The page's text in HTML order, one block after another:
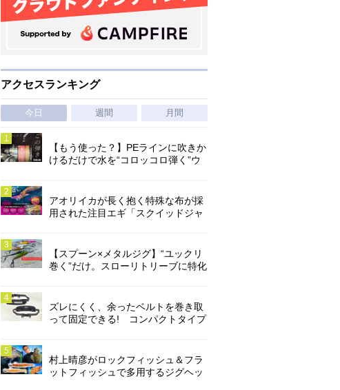
アクセスランキング
今日 週間 月間
【もう使った？】PEラインに吹きか
けるだけで水を“コロッコロ弾く”ウ
アオリイカが長く抱く特殊な布が採
用された注目エギ「スクイッドジャ
【スプーン×メタルジグ】“ユックリ
巻く”だけ。スローリトリーブに特化
ズレにくく、余ったベルトを巻き取
って固定できる! コンパクトタイプ
村上晴彦がロックフィッシュ＆フラ
ットフィッシュで多用するジグヘッ